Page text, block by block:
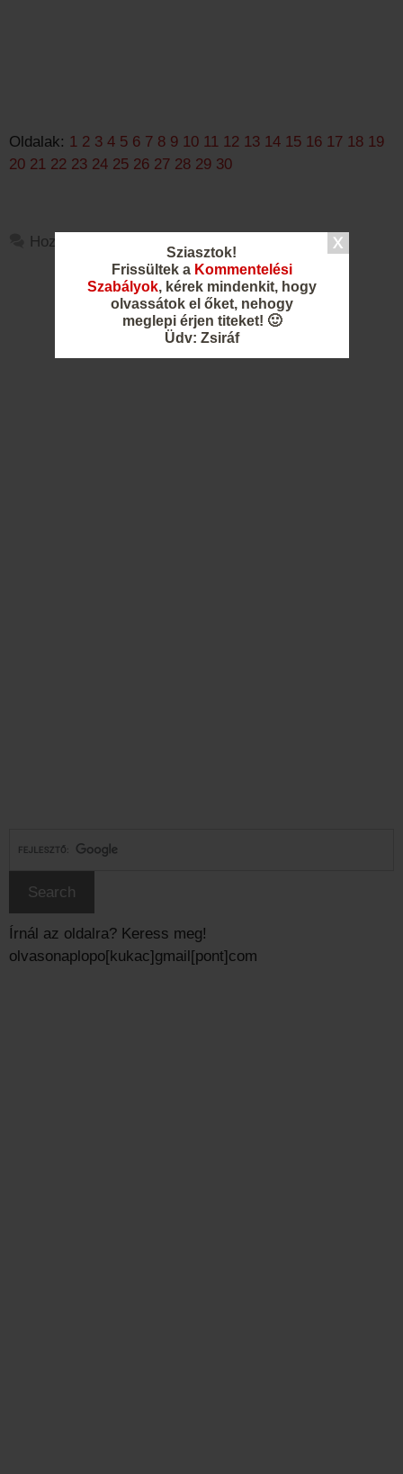
Sziasztok!
Frissültek a Kommentelési
Szabályok, kérek mindenkit, hogy
olvassátok el őket, nehogy
meglepi érjen titeket! 🙂
Üdv: Zsiráf
Oldalak: 1 2 3 4 5 6 7 8 9 10 11 12 13 14 15 16 17 18 19
20 21 22 23 24 25 26 27 28 29 30
Hozzászólás
Írnál az oldalra? Keress meg!
olvasonaplopo[kukac]gmail[pont]com